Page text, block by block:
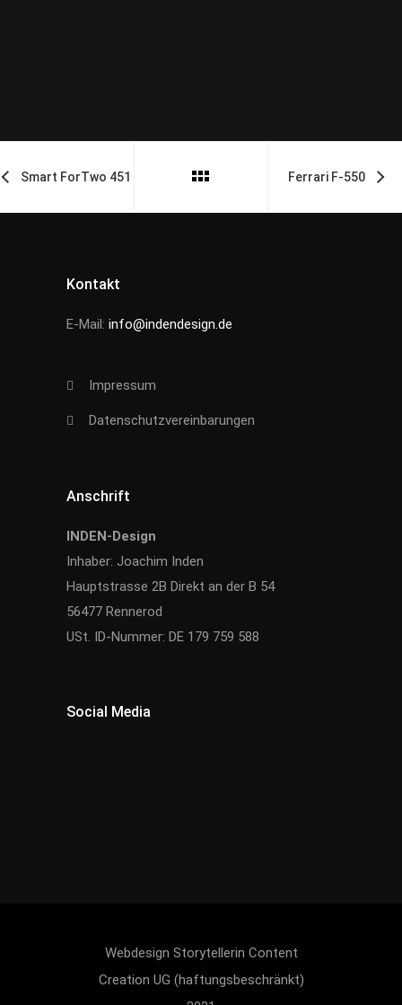
Smart ForTwo 451 Ferrari F-550
Kontakt
E-Mail: info@indendesign.de
Impressum
Datenschutzvereinbarungen
Anschrift
INDEN-Design
Inhaber: Joachim Inden
Hauptstrasse 2B Direkt an der B 54
56477 Rennerod
USt. ID-Nummer: DE 179 759 588
Social Media
Webdesign Storytellerin Content
Creation UG (haftungsbeschränkt)